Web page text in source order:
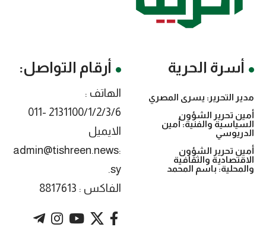
أسرة الحرية
مدير التحرير: يسرى المصري
أمين تحرير الشؤون
السياسية والفنية: أمين
الدريوسي
أمين تحرير الشؤون
الاقتصادية والثقافية
والمحلية: باسم المحمد
أرقام التواصل:
الهاتف :
2131100/1/2/3/6 -011
الايميل
:admin@tishreen.news
.sy
الفاكس : 8817613